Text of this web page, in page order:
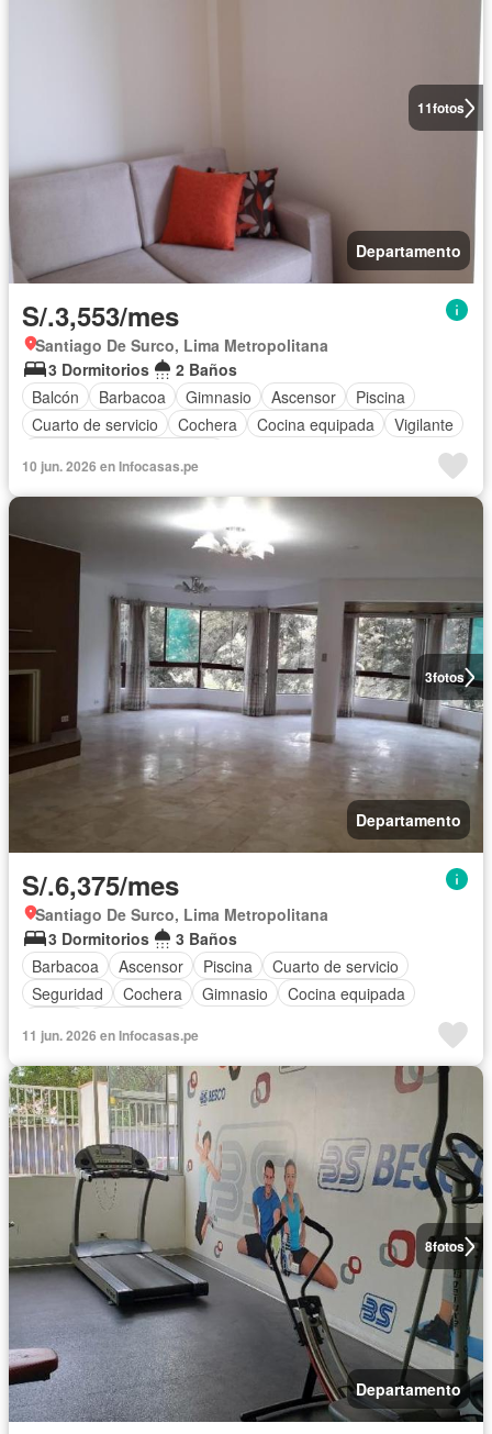
11fotos
Departamento
S/.3,553/mes
Santiago De Surco, Lima Metropolitana
3 Dormitorios
2 Baños
Balcón
Barbacoa Gimnasio Ascensor
Piscina
Cuarto de servicio
Cochera Cocina equipada
Vigilante
10 jun. 2026 en Infocasas.pe
3fotos
Departamento
S/.6,375/mes
Santiago De Surco, Lima Metropolitana
3 Dormitorios
3 Baños
Barbacoa
Ascensor Piscina
Cuarto de servicio
Seguridad
Cochera Gimnasio
Cocina equipada
11 jun. 2026 en Infocasas.pe
8fotos
Departamento